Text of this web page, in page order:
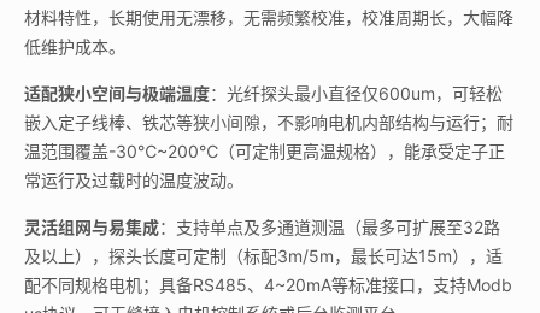
材料特性，长期使用无漂移，无需频繁校准，校准周期长，大幅降
低维护成本。
适配狭小空间与极端温度：光纤探头最小直径仅600um，可轻松
嵌入定子线棒、铁芯等狭小间隙，不影响电机内部结构与运行；耐
温范围覆盖-30℃~200℃（可定制更高温规格），能承受定子正
常运行及过载时的温度波动。
灵活组网与易集成：支持单点及多通道测温（最多可扩展至32路
及以上），探头长度可定制（标配3m/5m，最长可达15m），适
配不同规格电机；具备RS485、4~20mA等标准接口，支持Modb